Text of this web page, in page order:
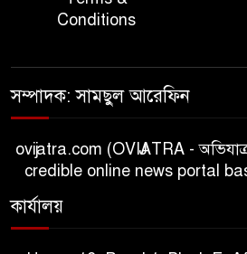
Conditions
সম্পাদক: সামছুল আরেফিন
ovijatra.com (OVIJATRA -
credible online news portal
কার্যালয়